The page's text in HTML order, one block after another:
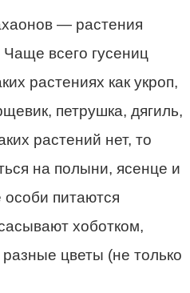
— растения
всего гусениц
растениях как укроп,
петрушка, дягиль,
растений нет, то
на полыни, ясенце и
питаются
хоботком,
цветы (не только